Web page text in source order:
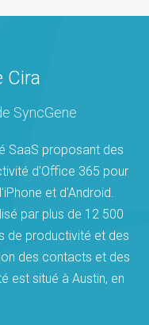
Cira
SyncGene
SaaS proposant des
d'Office 365 pour
et d'Android.
par plus de 12 500
de productivité et des
des contacts et des
est situé à Austin, en